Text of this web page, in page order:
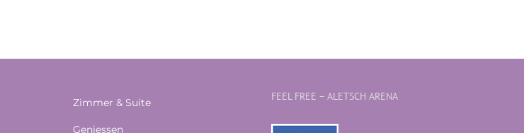
Zimmer & Suite
Geniessen
FEEL FREE – ALETSCH ARENA